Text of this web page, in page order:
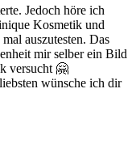
Jedoch höre ich
Kosmetik und
auszutesten. Das
mir selber ein Bild
versucht 🤗
wünsche ich dir